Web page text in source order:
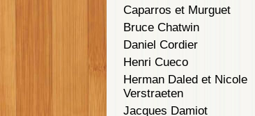
Caparros et Murguet
Bruce Chatwin
Daniel Cordier
Henri Cueco
Herman Daled et Nicole
Verstraeten
Jacques Damiot